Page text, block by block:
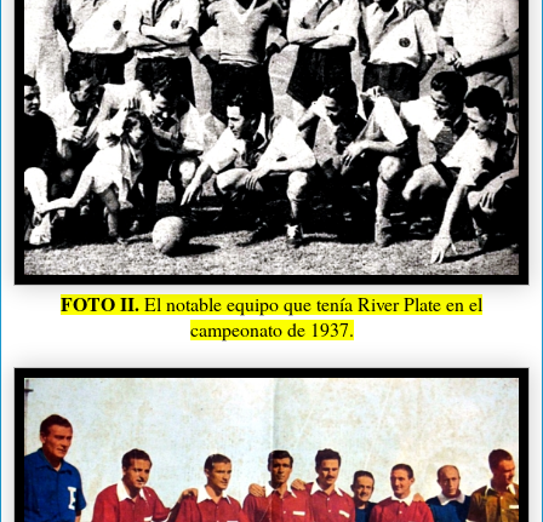
FOTO II.El notable equipo que tenía River Plate en el
campeonato de 1937.